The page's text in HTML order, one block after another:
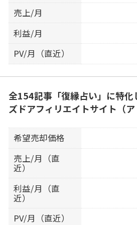
売上/月
利益/月
PV/月（直近）
全154記事「復縁占い」に特化
ズドアフィリエイトサイト（ア
希望売却価格
売上/月（直
近）
利益/月（直
近）
PV/月（直近）